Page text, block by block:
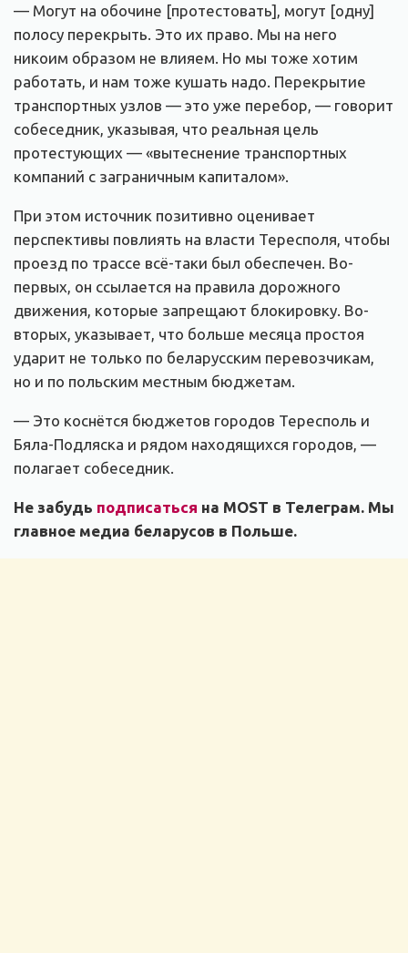
— Могут на обочине [протестовать], могут [одну]
полосу перекрыть. Это их право. Мы на него
никоим образом не влияем. Но мы тоже хотим
работать, и нам тоже кушать надо. Перекрытие
транспортных узлов — это уже перебор, — говорит
собеседник, указывая, что реальная цель
протестующих — «вытеснение транспортных
компаний с заграничным капиталом».
При этом источник позитивно оценивает
перспективы повлиять на власти Тересполя, чтобы
проезд по трассе всё-таки был обеспечен. Во-
первых, он ссылается на правила дорожного
движения, которые запрещают блокировку. Во-
вторых, указывает, что больше месяца простоя
ударит не только по беларусским перевозчикам,
но и по польским местным бюджетам.
— Это коснётся бюджетов городов Тересполь и
Бяла-Подляска и рядом находящихся городов, —
полагает собеседник.
Не забудь подписаться на MOST в Телеграм. Мы
главное медиа беларусов в Польше.